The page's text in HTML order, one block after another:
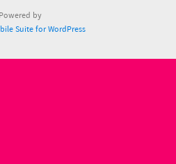
Powered by
Suite for WordPress